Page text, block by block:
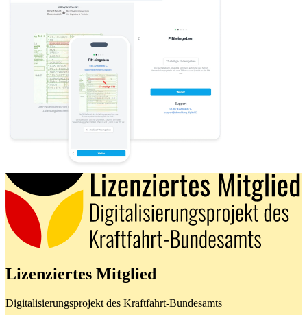
Lizenziertes Mitglied
Digitalisierungsprojekt des Kraftfahrt-Bundesamts